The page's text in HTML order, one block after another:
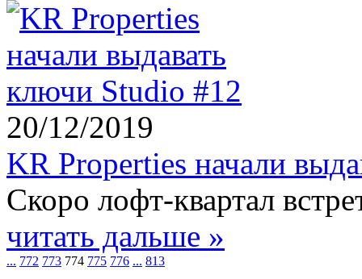
20/12/2019
KR Properties начали
Скоро лофт-квартал
читать дальше »
... 772 773 774 775 776 ... 813